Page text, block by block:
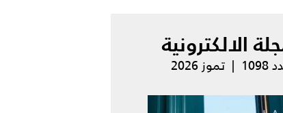
الالكترونية
2026